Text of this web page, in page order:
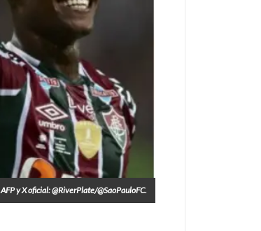
y X oficial: @RiverPlate/@SaoPauloFC.